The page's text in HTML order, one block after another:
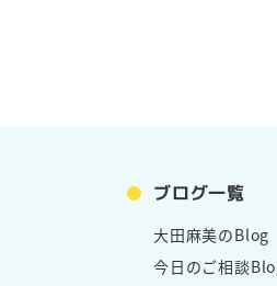
ブログ一覧
大田麻美のBlog
今日のご相談